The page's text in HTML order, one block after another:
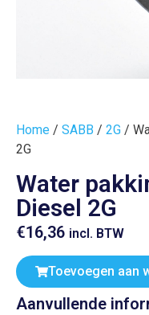
Home / SABB / 2G /
2G
Water
Diesel 2G
€16,36 incl. BTW
Toevoegen aan
Aanvullende